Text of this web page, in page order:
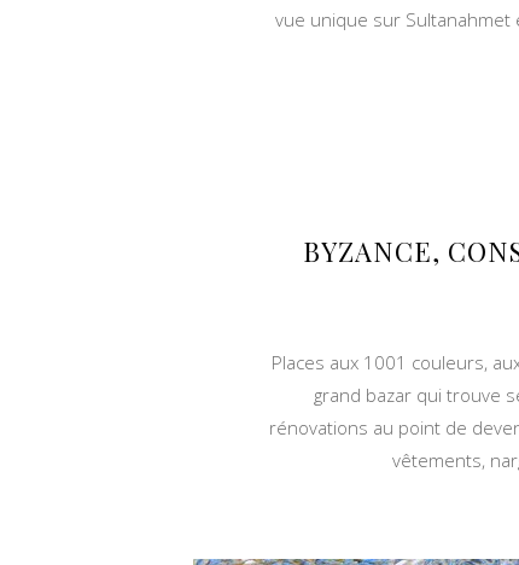
vue unique sur Sultanahmet
BYZANCE,
Places aux 1001 couleurs,
grand bazar qui trouve
rénovations au point de
vêtements,